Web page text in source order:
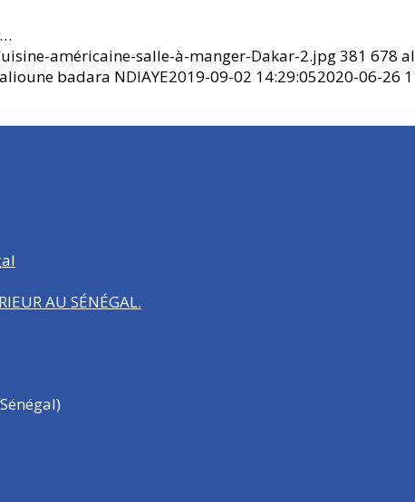
américaine-salle-à-manger-Dakar-2.jpg381 678
alioune badara NDIAYE2019-09-02 14:29:052020-06-26
AU SÉNÉGAL.